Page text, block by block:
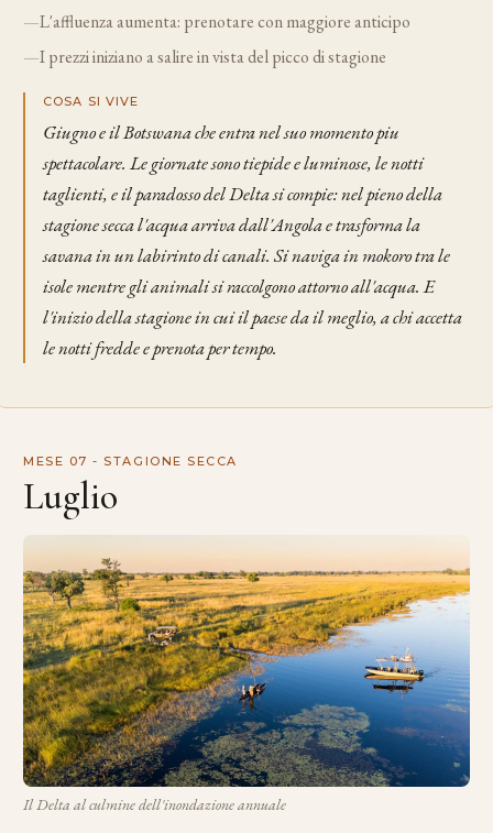
—L'affluenza aumenta: prenotare con maggiore anticipo
—I prezzi iniziano a salire in vista del picco di stagione
COSA SI VIVE
Giugno e il Botswana che entra nel suo momento piu
spettacolare. Le giornate sono tiepide e luminose, le notti
taglienti, e il paradosso del Delta si compie: nel pieno della
stagione secca l'acqua arriva dall'Angola e trasforma la
savana in un labirinto di canali. Si naviga in mokoro tra le
isole mentre gli animali si raccolgono attorno all'acqua. E
l'inizio della stagione in cui il paese da il meglio, a chi accetta
le notti fredde e prenota per tempo.
MESE 07 - STAGIONE SECCA
Luglio
Il Delta al culmine dell'inondazione annuale